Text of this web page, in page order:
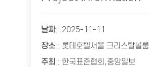
날짜: 2025-11-11
장소 : 롯데호텔서울 크리스탈볼룸
주최 : 한국표준협회,중앙일보